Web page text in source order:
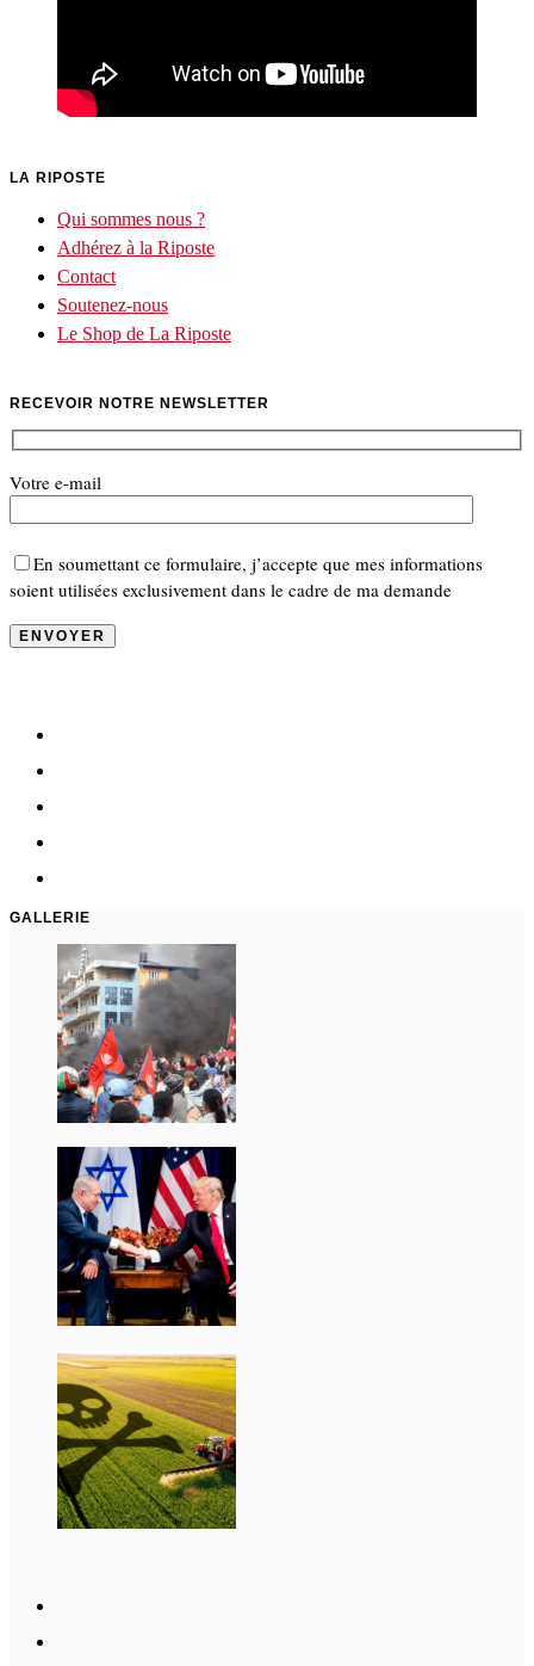
LA RIPOSTE
Qui sommes nous ?
Adhérez à la Riposte
Contact
Soutenez-nous
Le Shop de La Riposte
RECEVOIR NOTRE NEWSLETTER
Votre e-mail
En soumettant ce formulaire, j’accepte que mes informations
soient utilisées exclusivement dans le cadre de ma demande
GALLERIE